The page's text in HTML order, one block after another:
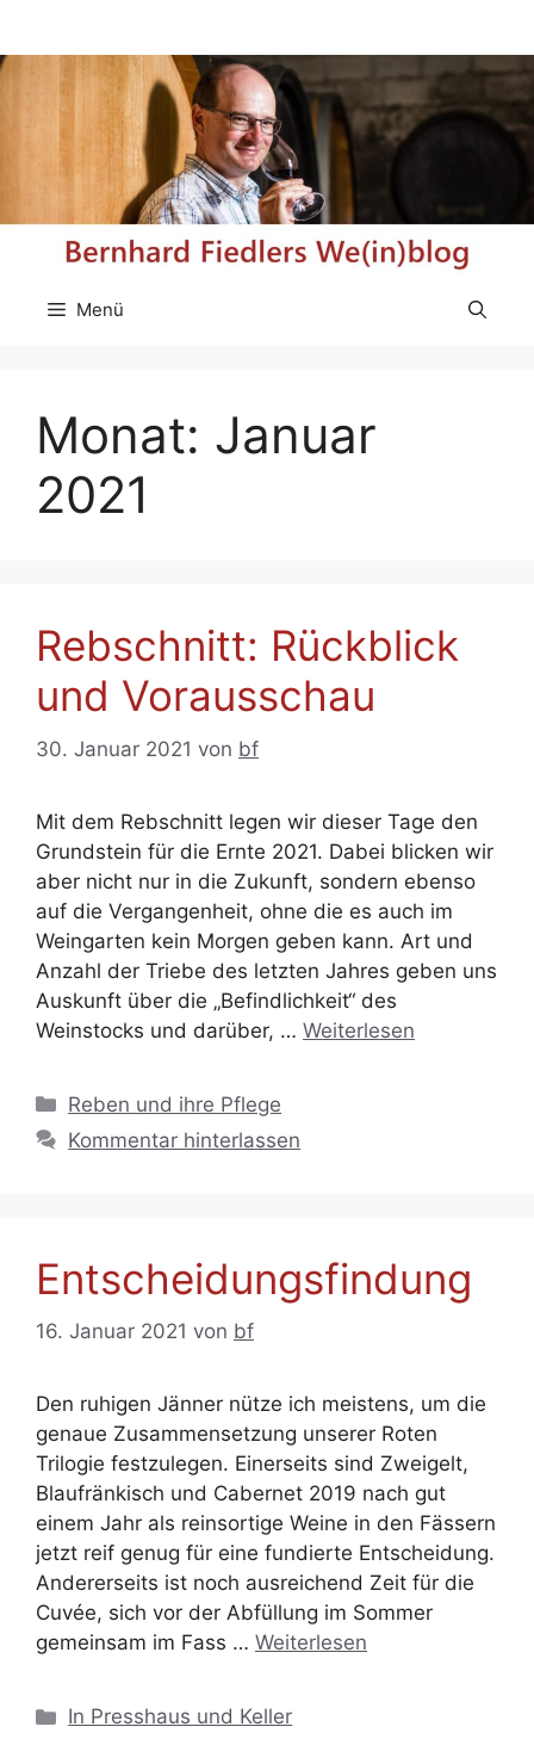
springen
Menü
Monat: Januar
2021
Rebschnitt: Rückblick
und Vorausschau
30. Januar 2021 von bf
Mit dem Rebschnitt legen wir dieser Tage den
Grundstein für die Ernte 2021. Dabei blicken wir
aber nicht nur in die Zukunft, sondern ebenso
auf die Vergangenheit, ohne die es auch im
Weingarten kein Morgen geben kann. Art und
Anzahl der Triebe des letzten Jahres geben uns
Auskunft über die „Befindlichkeit“ des
Weinstocks und darüber, … Weiterlesen
Kategorien
Reben und ihre Pflege
Kommentar hinterlassen
Entscheidungsfindung
16. Januar 2021 von bf
Den ruhigen Jänner nütze ich meistens, um die
genaue Zusammensetzung unserer Roten
Trilogie festzulegen. Einerseits sind Zweigelt,
Blaufränkisch und Cabernet 2019 nach gut
einem Jahr als reinsortige Weine in den Fässern
jetzt reif genug für eine fundierte Entscheidung.
Andererseits ist noch ausreichend Zeit für die
Cuvée, sich vor der Abfüllung im Sommer
gemeinsam im Fass … Weiterlesen
Kategorien
In Presshaus und Keller